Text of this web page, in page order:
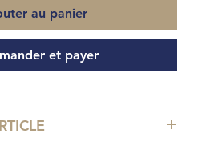
au panier
et payer